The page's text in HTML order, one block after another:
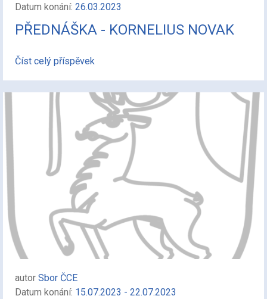
Datum konání: 26.03.2023
PŘEDNÁŠKA - KORNELIUS NOVAK
Číst celý příspěvek
autor Sbor ČCE
Datum konání: 15.07.2023 - 22.07.2023